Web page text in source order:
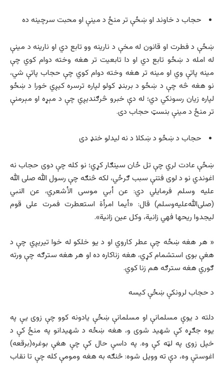
حجاب د خاوند او ښځې تر منځ د مينې او محبت سرچينه ده
ښځې د فطرت او قانون له مخې د نارینه وو تابع دي او نارینه د مینې
له امله د ښځو تابع دي او دا تابعیت تر هغه وخته دوام کوي چې
مینه پاتې وي او مینه تر هغه وخته دوام کوي چې حجاب پاتې شي،
نو هغه څه چې د ښځو د بربنډ کولو لپاره ترسره کیږي خورا د ښځو
لپاره زیان رسونکي دي؛ له دې خبرو څرګندیږي چې د مېړه او مېرمنې
تر منځ د مينې بنسټ حجاب دى.
حجاب د ښځو د ښکلا د نه لیدلو خنډ دی
ښځې عادت لري چې تل ځان سينګار کړي؛ نو کله چې دوی حجاب نه
اغوندي نو د لوی فتنې سبب ګرځي، لکه څنګه چې رسول الله صلی الله
علیه وسلم فرمایلي دي: عن أبي موسى الأشعري، عن النبي
(صلی‌الله‌علیه‌وسلم) قال: «أيما امرأة استعطرت فمرت علی قوم
ليجدوا ريحها فهي زانية، وكل عين زانية».
« هر هغه ښځه چې عطر کاروي او د یو خلکو له خوا تیریږي چې د
هغې بوی استشمام کړي، هغه زناکاره ده او هر هغه سترګه چې ورته
ګوري هغه سترګه هم زنا کوي.
د حجاب لرونکې ښځې کیسه
دلته د یوې مسلمانې او مسلمانې ښځې یادونه کوو چې زوی یې په
یوه جګړه کې شهید شوی و، هغه ښځه د شهیدانو په منځ کې د
خپل زوی په لټه کې وه. په داسې حال کې چې هغې بوغره(برقعه)
اغوستې وه، دې ته وویل شوه: څنګه به هغه ومومې کله چې تا نقاب